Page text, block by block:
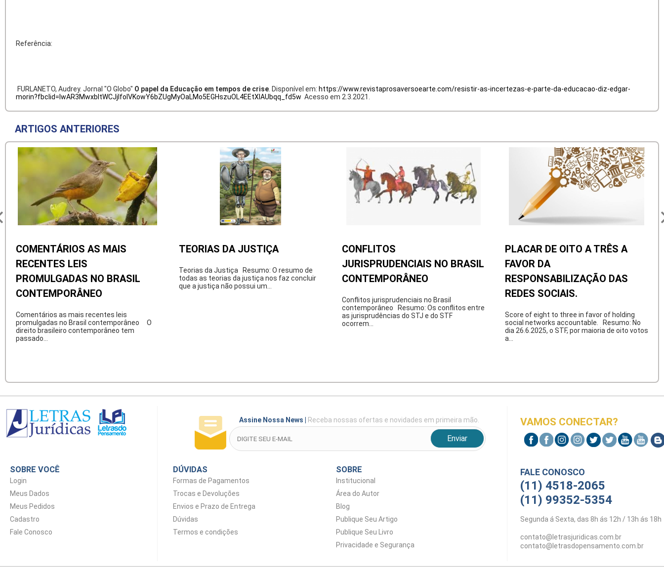
Referência:
FURLANETO, Audrey. Jornal "O Globo" O papel da Educação em tempos de crise . Disponível em: https://www.revistaprosaversoearte.com/resistir-as-incertezas-e-parte-da-educacao-diz-edgar-
morin?fbclid=IwAR3MwxbItWCJjlfoIVKowY6bZUgMyOaLMo5EGHszuOL4EEtXlAUbqq_fd5w Acesso em 2.3.2021.
ARTIGOS ANTERIORES
COMENTÁRIOS AS MAIS
RECENTES LEIS
PROMULGADAS NO BRASIL
CONTEMPORÂNEO
Comentários as mais recentes leis
promulgadas no Brasil contemporâneo O
direito brasileiro contemporâneo tem
passado...
TEORIAS DA JUSTIÇA
Teorias da Justiça Resumo: O resumo de
todas as teorias da justiça nos faz concluir
que a justiça não possui um...
CONFLITOS
JURISPRUDENCIAIS NO BRASIL
CONTEMPORÂNEO
Conflitos jurisprudenciais no Brasil
contemporâneo Resumo: Os conflitos entre
as jurisprudências do STJ e do STF
ocorrem...
PLACAR DE OITO A TRÊS A
FAVOR DA
RESPONSABILIZAÇÃO DAS
REDES SOCIAIS.
Score of eight to three in favor of holding
social networks accountable. Resumo: No
dia 26.6.2025, o STF, por maioria de oito votos
a...
Assine Nossa News Receba nossas ofertas e novidades em primeira mão.
SOBRE VOCÊ
Login
Meus Dados
Meus Pedidos
Cadastro
Fale Conosco
DÚVIDAS
Formas de Pagamentos
Trocas e Devoluções
Envios e Prazo de Entrega
Dúvidas
Termos e condições
SOBRE
Institucional
Área do Autor
Blog
Publique Seu Artigo
Publique Seu Livro
Privacidade e Segurança
VAMOS CONECTAR?
FALE CONOSCO
(11) 4518-2065
(11) 99352-5354
Segunda á Sexta, das 8h ás 12h / 13h ás 18h
contato@letrasjuridicas.com.br
contato@letrasdopensamento.com.br